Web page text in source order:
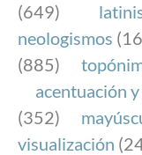
(649)
neologismos
(885)
acentuación
(352)
visualización